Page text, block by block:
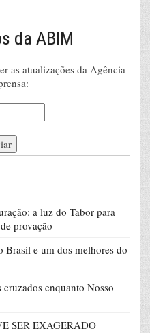
da ABIM
as atualizações da Agência
a luz do Tabor para
provação
e um dos melhores do
enquanto Nosso
SER EXAGERADO